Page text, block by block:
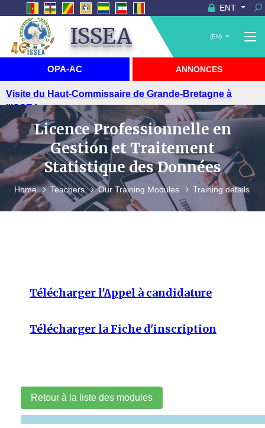
ENT
ISSEA (EN)
OPA-AC ANNONCES
Visite du Haut-Commissaire de Grande-Bretagne à
l'ISSEA
Licence Professionnelle en
Gestion et Traitement
Statistique des Données
Home Teachers Our Training Modules Training details
Télécharger l'Appel à candidature
Télécharger la Fiche d'inscription
Retour à la liste des modules